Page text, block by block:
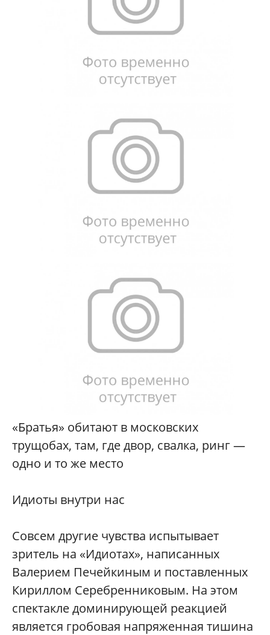
«Братья» обитают в московских
трущобах, там, где двор, свалка, ринг —
одно и то же место
Идиоты внутри нас
Совсем другие чувства испытывает
зритель на «Идиотах», написанных
Валерием Печейкиным и поставленных
Кириллом Серебренниковым. На этом
спектакле доминирующей реакцией
является гробовая напряженная тишина